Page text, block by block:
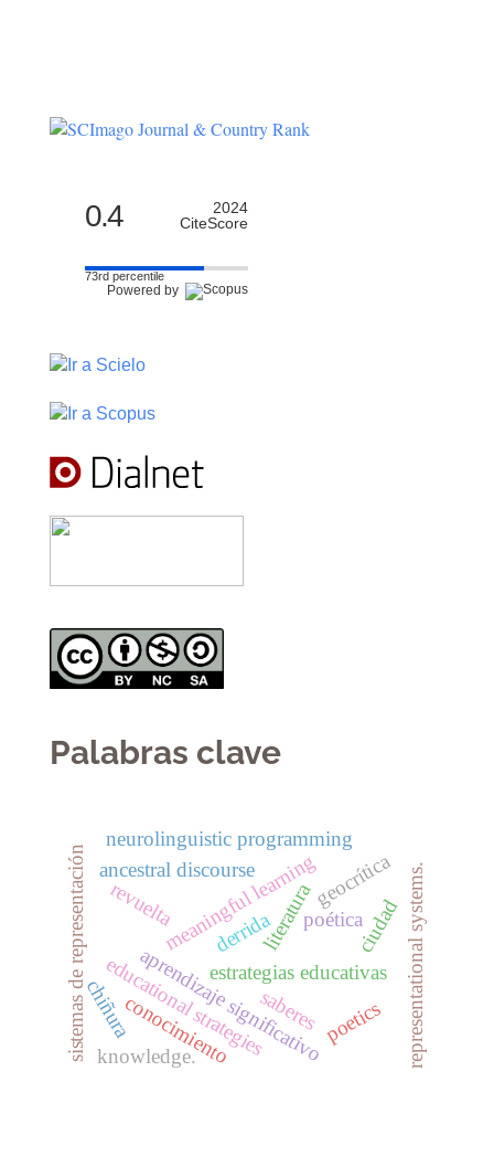
0.4
2024
CiteScore
73rd percentile
Powered by
Palabras clave
aprendizaje significativo
estrategias educativas
sistemas de representación meaningful learning
educational strategies
neurolinguistic programming
representational systems.
poética
literatura
saberes
conocimiento
ancestral discourse
poetics
knowledge.
ciudad
geocrítica
revuelta
chiñura
derrida